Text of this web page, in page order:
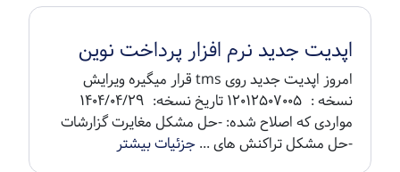
اپدیت جدید نرم افزار پرداخت نوین
امروز اپدیت جدید روی tms قرار میگیره ویرایش
نسخه : ۱۲۰۱۲۵۰۷۰۰۵ تاریخ نسخه: ۱۴۰۴/۰۴/۲۹
مواردی که اصلاح شده: -حل مشکل مغایرت گزارشات
-حل مشکل تراکنش های ...جزئیات بیشتر